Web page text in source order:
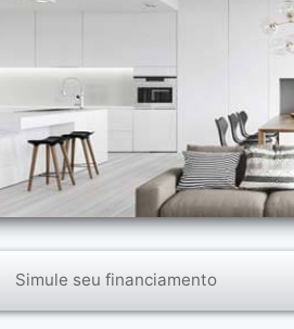
Simule seu financiamento